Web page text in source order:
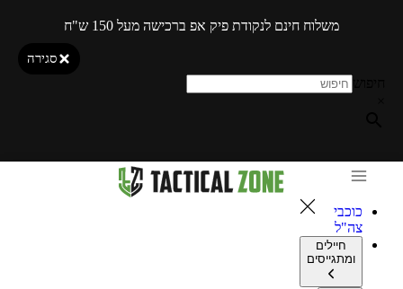
משלוח חינם לנקודת פיק אפ ברכישה מעל 150 ש"ח
סגירה
כוכבי
צה"ל
חיילים
ומתגייסים